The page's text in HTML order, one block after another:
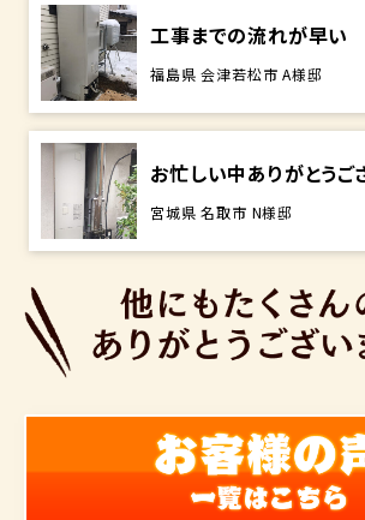
工事までの流れが早い
福島県 会津若松市 A様邸
お忙しい中ありがとうご
宮城県 名取市 N様邸